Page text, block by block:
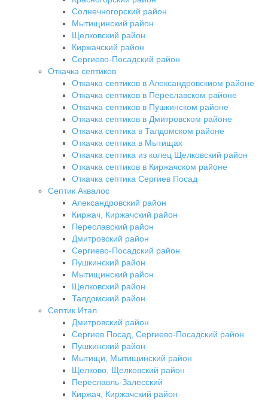
Солнечногорский район
Мытищинский район
Щелковский район
Киржачский район
Сергиево-Посадский район
Откачка септиков
Откачка септиков в Александровскиом районе
Откачка септиков в Переславском районе
Откачка септиков в Пушкинском районе
Откачка септиков в Дмитровском районе
Откачка септика в Талдомском районе
Откачка септика в Мытищах
Откачка септика из колец Щелковский район
Откачка септиков в Киржачском районе
Откачка септика Сергиев Посад
Септик Аквалос
Александровский район
Киржач, Киржачский район
Переславский район
Дмитровский район
Сергиево-Посадский район
Пушкинский район
Мытищинский район
Щелковский район
Талдомский район
Септик Итал
Дмитровский район
Сергиев Посад, Сергиево-Посадский район
Пушкинский район
Мытищи, Мытищинский район
Щелково, Щелковский район
Переславль-Залесский
Киржач, Киржачский район